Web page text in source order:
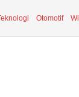
Otomotif